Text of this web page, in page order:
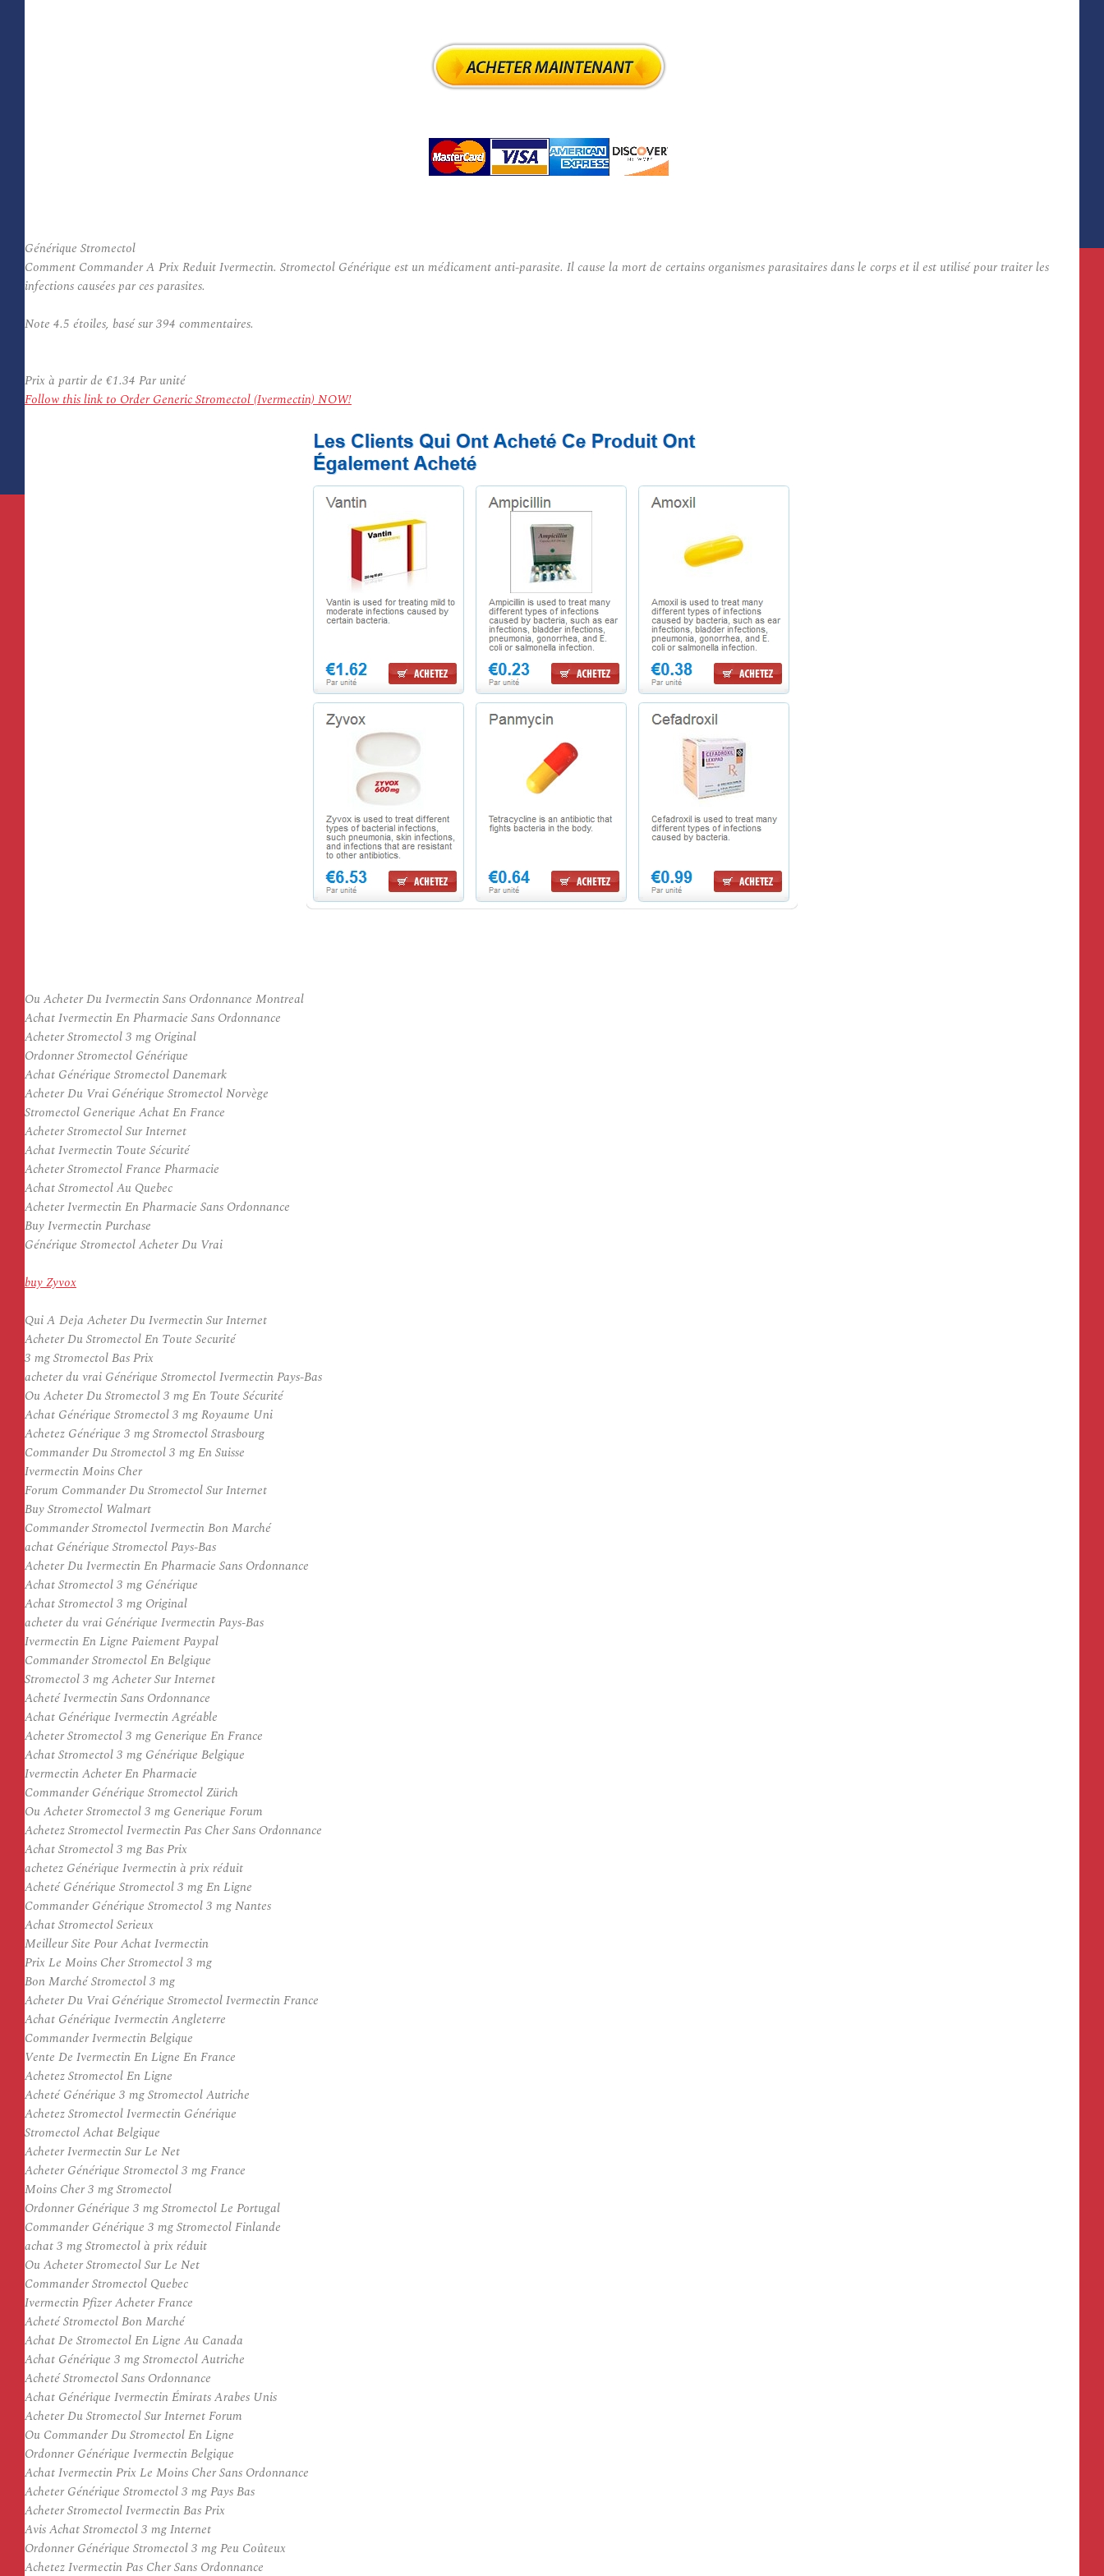
Générique Stromectol
Comment Commander A Prix Reduit Ivermectin. Stromectol Générique est un médicament anti-parasite. Il cause la mort de certains organismes parasitaires dans le corps et il est utilisé pour traiter les
infections causées par ces parasites.
Note 4.5 étoiles, basé sur394 commentaires.
Prix à partir de €1.34 Par unité
Follow this link to Order Generic Stromectol (Ivermectin) NOW!
Ou Acheter Du Ivermectin Sans Ordonnance Montreal
Achat Ivermectin En Pharmacie Sans Ordonnance
Acheter Stromectol 3 mg Original
Ordonner Stromectol Générique
Achat Générique Stromectol Danemark
Acheter Du Vrai Générique Stromectol Norvège
Stromectol Generique Achat En France
Acheter Stromectol Sur Internet
Achat Ivermectin Toute Sécurité
Acheter Stromectol France Pharmacie
Achat Stromectol Au Quebec
Acheter Ivermectin En Pharmacie Sans Ordonnance
Buy Ivermectin Purchase
Générique Stromectol Acheter Du Vrai
buy Zyvox
Qui A Deja Acheter Du Ivermectin Sur Internet
Acheter Du Stromectol En Toute Securité
3 mg Stromectol Bas Prix
acheter du vrai Générique Stromectol Ivermectin Pays-Bas
Ou Acheter Du Stromectol 3 mg En Toute Sécurité
Achat Générique Stromectol 3 mg Royaume Uni
Achetez Générique 3 mg Stromectol Strasbourg
Commander Du Stromectol 3 mg En Suisse
Ivermectin Moins Cher
Forum Commander Du Stromectol Sur Internet
Buy Stromectol Walmart
Commander Stromectol Ivermectin Bon Marché
achat Générique Stromectol Pays-Bas
Acheter Du Ivermectin En Pharmacie Sans Ordonnance
Achat Stromectol 3 mg Générique
Achat Stromectol 3 mg Original
acheter du vrai Générique Ivermectin Pays-Bas
Ivermectin En Ligne Paiement Paypal
Commander Stromectol En Belgique
Stromectol 3 mg Acheter Sur Internet
Acheté Ivermectin Sans Ordonnance
Achat Générique Ivermectin Agréable
Acheter Stromectol 3 mg Generique En France
Achat Stromectol 3 mg Générique Belgique
Ivermectin Acheter En Pharmacie
Commander Générique Stromectol Zürich
Ou Acheter Stromectol 3 mg Generique Forum
Achetez Stromectol Ivermectin Pas Cher Sans Ordonnance
Achat Stromectol 3 mg Bas Prix
achetez Générique Ivermectin à prix réduit
Acheté Générique Stromectol 3 mg En Ligne
Commander Générique Stromectol 3 mg Nantes
Achat Stromectol Serieux
Meilleur Site Pour Achat Ivermectin
Prix Le Moins Cher Stromectol 3 mg
Bon Marché Stromectol 3 mg
Acheter Du Vrai Générique Stromectol Ivermectin France
Achat Générique Ivermectin Angleterre
Commander Ivermectin Belgique
Vente De Ivermectin En Ligne En France
Achetez Stromectol En Ligne
Acheté Générique 3 mg Stromectol Autriche
Achetez Stromectol Ivermectin Générique
Stromectol Achat Belgique
Acheter Ivermectin Sur Le Net
Acheter Générique Stromectol 3 mg France
Moins Cher 3 mg Stromectol
Ordonner Générique 3 mg Stromectol Le Portugal
Commander Générique 3 mg Stromectol Finlande
achat 3 mg Stromectol à prix réduit
Ou Acheter Stromectol Sur Le Net
Commander Stromectol Quebec
Ivermectin Pfizer Acheter France
Acheté Stromectol Bon Marché
Achat De Stromectol En Ligne Au Canada
Achat Générique 3 mg Stromectol Autriche
Acheté Stromectol Sans Ordonnance
Achat Générique Ivermectin Émirats Arabes Unis
Acheter Du Stromectol Sur Internet Forum
Ou Commander Du Stromectol En Ligne
Ordonner Générique Ivermectin Belgique
Achat Ivermectin Prix Le Moins Cher Sans Ordonnance
Acheter Générique Stromectol 3 mg Pays Bas
Acheter Stromectol Ivermectin Bas Prix
Avis Achat Stromectol 3 mg Internet
Ordonner Générique Stromectol 3 mg Peu Coûteux
Achetez Ivermectin Pas Cher Sans Ordonnance